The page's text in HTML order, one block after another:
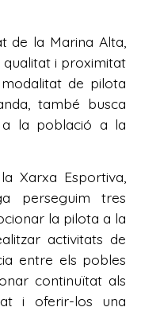
de la Marina Alta,
i proximitat
de pilota
també busca
la població a la
Xarxa Esportiva,
perseguim tres
la pilota a la
activitats de
entre els pobles
continuïtat als
i oferir-los una